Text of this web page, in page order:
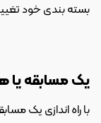
بسته بندی خود
یک مسابقه یا